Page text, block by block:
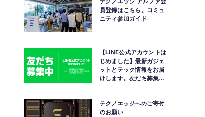
テクノエッジ アルファ会
員登録はこちら。コミュ
ニティ参加ガイド
【LINE公式アカウントは
じめました】最新ガジェ
ットとテック情報をお届
けします。友だち募集
テクノエッジへのご寄付
のお願い